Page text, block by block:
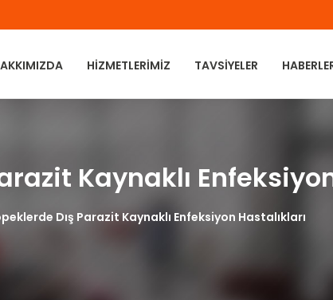
HIZMETLERIMIZ TAVSIYELER
Kaynaklı
Dış Parazit Kaynaklı Enfeksiyon Hastalıkları